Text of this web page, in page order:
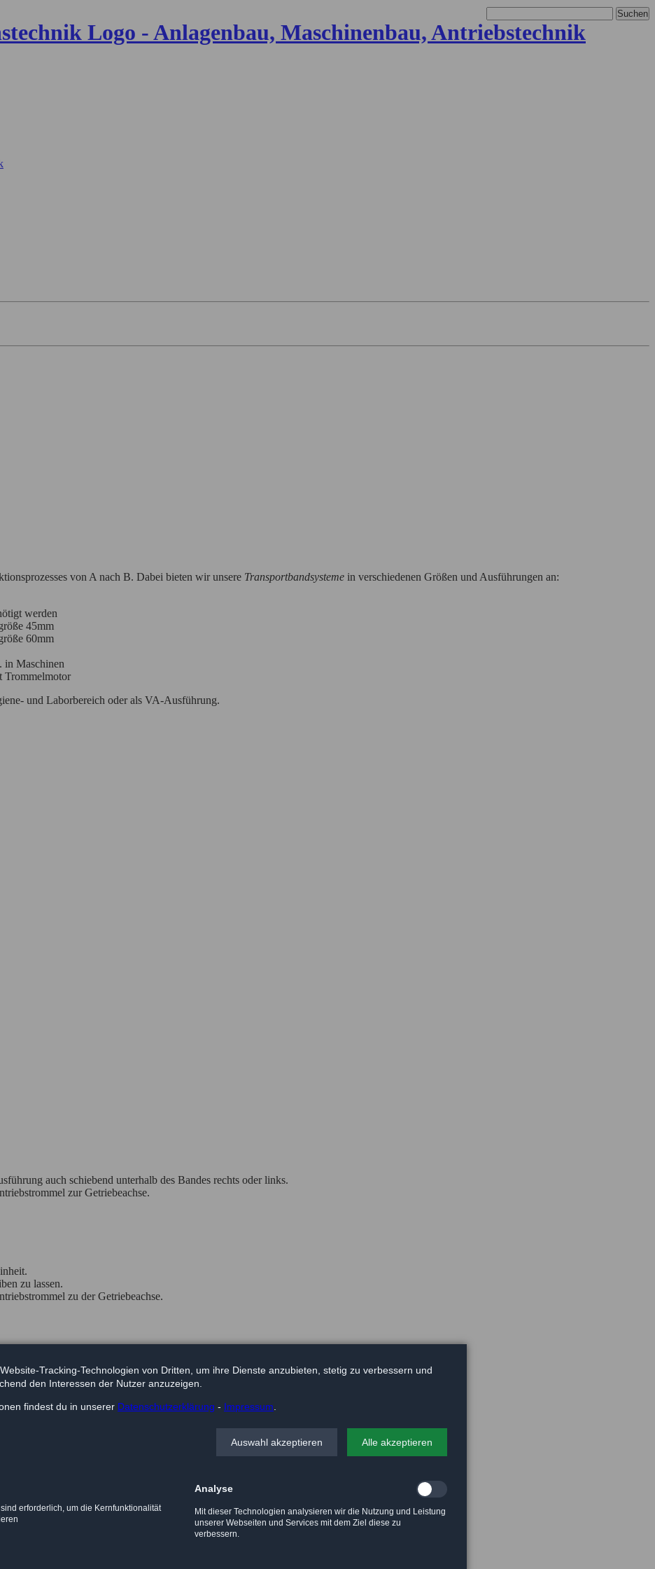
von A nach B. Dabei bieten wir unsere Transportbandsysteme in verschiedenen Größen und Ausführungen an:
werden
45mm
60mm
Maschinen
und Laborbereich oder als VA-Ausführung.
auch schiebend unterhalb des Bandes rechts oder links.
zur Getriebeachse.
zu lassen.
zu der Getriebeachse.
links oder rechts.
der Antriebstrommel oder als Steckachse zwischen zwei Umlenkungen.
Tracking-Technologien von Dritten, um ihre Dienste anzubieten, stetig zu verbessern und
den Interessen der Nutzer anzuzeigen.
findest du in unserer Daten­schutz­erklärung - Impressum
Auswahl akzeptieren Alle akzeptieren
erforderlich, um die Kernfunktionalität
Analyse
Mit dieser Technologien analysieren wir die Nutzung und Leistung
unserer Webseiten und Services mit dem Ziel diese zu
verbessern.